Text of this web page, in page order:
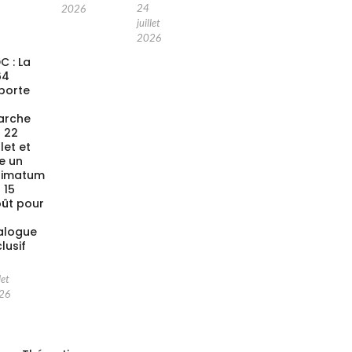
2026
24
juillet
2026
: La
22
et
un
pour